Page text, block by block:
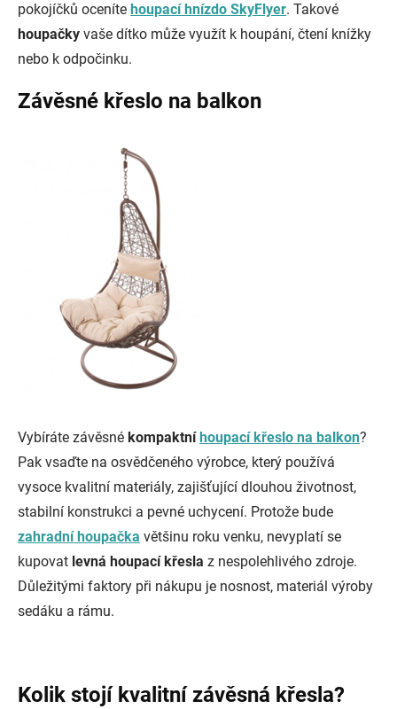
pokojíčků oceníte houpací hnízdo SkyFlyer. Takové
houpačky vaše dítko může využít k houpání, čtení knížky
nebo k odpočinku.
Závěsné křeslo na balkon
Vybíráte závěsné kompaktní houpací křeslo na balkon?
Pak vsaďte na osvědčeného výrobce, který používá
vysoce kvalitní materiály, zajišťující dlouhou životnost,
stabilní konstrukci a pevné uchycení. Protože bude
zahradní houpačka většinu roku venku, nevyplatí se
kupovat levná houpací křesla z nespolehlivého zdroje.
Důležitými faktory při nákupu je nosnost, materiál výroby
sedáku a rámu.
Kolik stojí kvalitní závěsná křesla?